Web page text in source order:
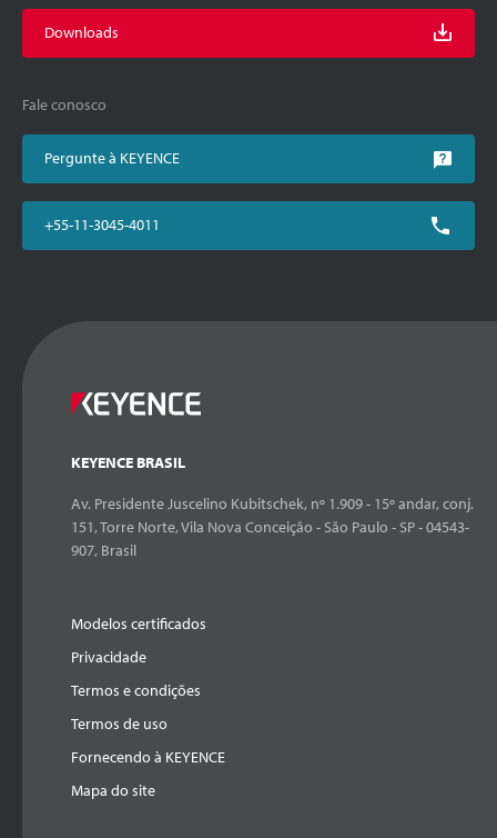
Downloads
Fale conosco
Pergunte à KEYENCE
+55-11-3045-4011
KEYENCE BRASIL
Av. Presidente Juscelino Kubitschek, nº 1.909 - 15º andar, conj.
151, Torre Norte, Vila Nova Conceição - São Paulo - SP - 04543-
907, Brasil
Modelos certificados
Privacidade
Termos e condições
Termos de uso
Fornecendo à KEYENCE
Mapa do site